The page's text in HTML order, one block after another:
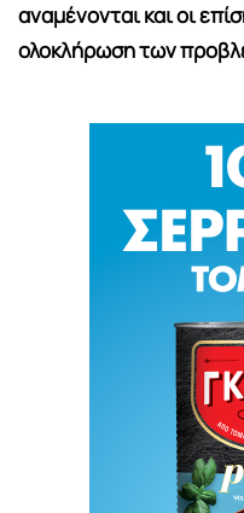
αναμένονται και οι
ολοκλήρωση των